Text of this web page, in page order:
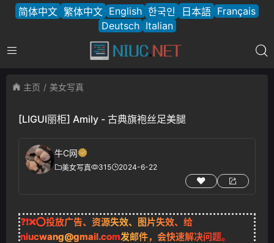
简体中文 繁体中文 English 한국인 日本語 Français
Deutsch Italian
主页 美女写真
[LIGUI丽柜] Amily - 古典旗袍丝足美腿
牛C网
美女写真 315 2024-6-22
❓❗❌⭕投放广告、资源失效、图片失效、给
niucwang@gmail.com发邮件，会快速解决问题。